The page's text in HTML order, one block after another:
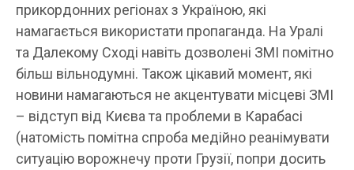
прикордонних регіонах з Україною, які
намагається використати пропаганда. На Уралі
та Далекому Сході навіть дозволені ЗМІ помітно
більш вільнодумні. Також цікавий момент, які
новини намагаються не акцентувати місцеві ЗМІ
– відступ від Києва та проблеми в Карабасі
(натомість помітна спроба медійно реанімувати
ситуацію ворожнечу проти Грузії, попри досить